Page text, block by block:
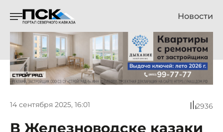
Новости
14 сентября 2025, 16:01 2936
В Железноводске казаки